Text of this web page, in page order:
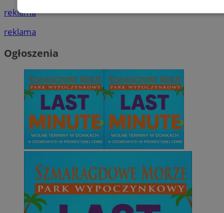
reklama
reklama
Ogłoszenia
Niezbędne Wydajność
Niezbędne Wydajność Targetowanie
Niezbędne pliki cookie umożliwiają korzystanie z podstawowych
takich jak logowanie użytkownika i zarządzanie kontem. Bez
Nazwa
Provider/
Domena
SessID
mojetychy.pl